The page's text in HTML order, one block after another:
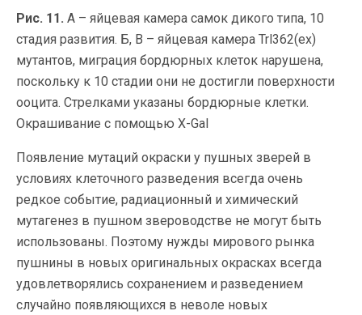
Рис. 11. А – яйцевая камера самок дикого типа, 10
стадия развития. Б, В – яйцевая камера Trl362(ex)
мутантов, миграция бордюрных клеток нарушена,
поскольку к 10 стадии они не достигли поверхности
ооцита. Стрелками указаны бордюрные клетки.
Окрашивание с помощью X-Gal
Появление мутаций окраски у пушных зверей в
условиях клеточного разведения всегда очень
редкое событие, радиационный и химический
мутагенез в пушном звероводстве не могут быть
использованы. Поэтому нужды мирового рынка
пушнины в новых оригинальных окрасках всегда
удовлетворялись сохранением и разведением
случайно появляющихся в неволе новых